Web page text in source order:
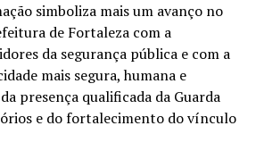
simboliza mais um avanço no
de Fortaleza com a
da segurança pública e com a
mais segura, humana e
presença qualificada da Guarda
e do fortalecimento do vínculo